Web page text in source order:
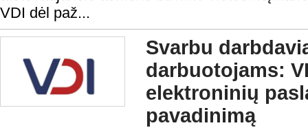
VDI dėl paž...
Svarbu
darbuotojams:
elektroninių
pavadinimą